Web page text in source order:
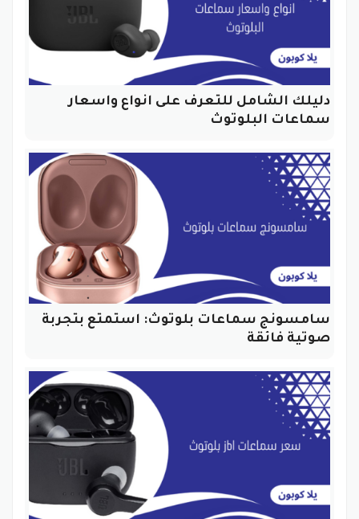
دليلك الشامل للتعرف على انواع واسعار
سماعات البلوتوث
سامسونج سماعات بلوتوث: استمتع بتجربة
صوتية فائقة